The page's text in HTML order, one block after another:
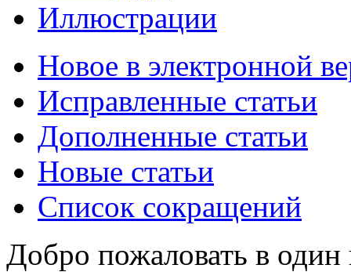
Иллюстрации
Новое в электронной
Исправленные статьи
Дополненные статьи
Новые статьи
Список сокращений
Добро пожаловать в